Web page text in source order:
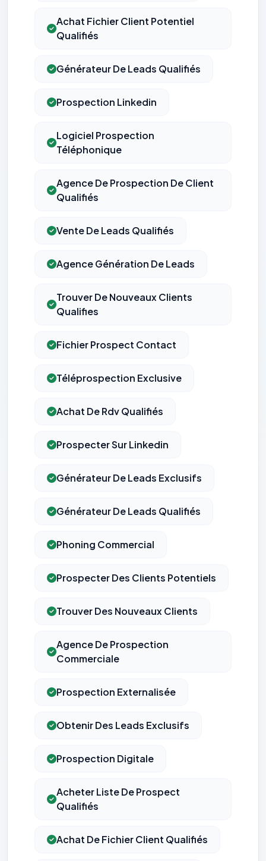
Achat Fichier Client Potentiel
Qualifiés
Générateur De Leads Qualifiés
Prospection Linkedin
Logiciel Prospection
Téléphonique
Agence De Prospection De Client
Qualifiés
Vente De Leads Qualifiés
Agence Génération De Leads
Trouver De Nouveaux Clients
Qualifies
Fichier Prospect Contact
Téléprospection Exclusive
Achat De Rdv Qualifiés
Prospecter Sur Linkedin
Générateur De Leads Exclusifs
Générateur De Leads Qualifiés
Phoning Commercial
Prospecter Des Clients Potentiels
Trouver Des Nouveaux Clients
Agence De Prospection
Commerciale
Prospection Externalisée
Obtenir Des Leads Exclusifs
Prospection Digitale
Acheter Liste De Prospect
Qualifiés
Achat De Fichier Client Qualifiés